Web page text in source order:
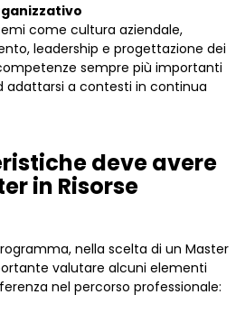
come cultura aziendale,
leadership e progettazione dei
sempre più importanti
adattarsi a contesti in continua
deve avere
in Risorse
nella scelta di un Master
valutare alcuni elementi
nel percorso professionale: